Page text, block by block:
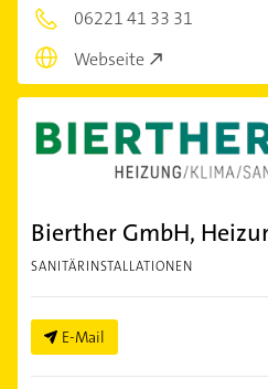
06221 41 33 31
Webseite
Bierther GmbH,
SANITÄRINSTALLATIONEN
E-Mail